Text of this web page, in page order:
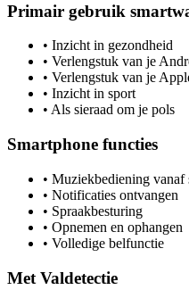
Primair gebruik
• Inzicht in gezondheid
• Verlengstuk van je
• Verlengstuk van je
• Inzicht in sport
• Als sieraad om je pols
Smartphone functies
• Muziekbediening vanaf
• Notificaties ontvangen
• Spraakbesturing
• Opnemen en ophangen
• Volledige belfunctie
Met Valdetectie